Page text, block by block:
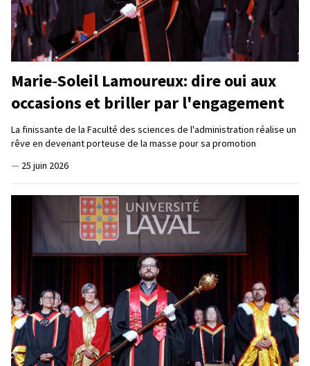
Marie‑Soleil Lamoureux: dire oui aux
occasions et briller par l'engagement
La finissante de la Faculté des sciences de l'administration réalise un
rêve en devenant porteuse de la masse pour sa promotion
— 25 juin 2026